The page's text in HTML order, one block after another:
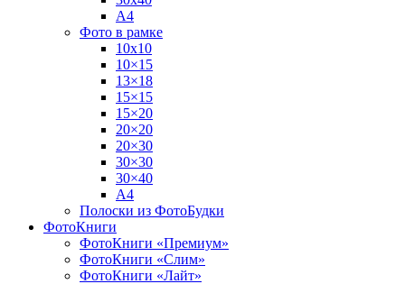
А4
Фото в рамке
10х10
10×15
13×18
15×15
15×20
20×20
20×30
30×30
30×40
A4
Полоски из ФотоБудки
ФотоКниги
ФотоКниги «Премиум»
ФотоКниги «Слим»
ФотоКниги «Лайт»